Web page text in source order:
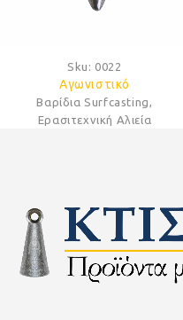
Sku: 0022
Αγωνιστικό
Βαρίδια Surfcasting,
Ερασιτεχνική Αλιεία